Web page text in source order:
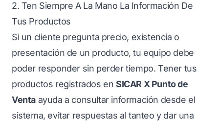
2. Ten Siempre A La Mano La Información De
Tus Productos
Si un cliente pregunta precio, existencia o
presentación de un producto, tu equipo debe
poder responder sin perder tiempo. Tener tus
productos registrados enSICAR X Punto de
Venta ayuda a consultar información desde el
sistema, evitar respuestas al tanteo y dar una